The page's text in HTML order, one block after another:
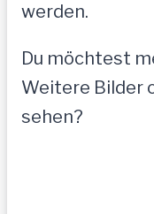
werden.
Du möchtest
Weitere Bilder
sehen?